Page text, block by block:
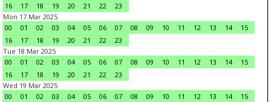
16
17 18 19 20 21 22
23
Mon 17 Mar 2025
00
01 02 03 04 05 06 07 08 09 10 11 12 13 14
15
16
17 18 19 20 21 22
23
Tue 18 Mar 2025
00
01 02 03 04 05 06 07 08 09 10 11 12 13 14
15
16
17 18 19 20 21 22
23
Wed 19 Mar 2025
00
01 02 03 04 05 06 07 08 09 10 11 12 13 14
15